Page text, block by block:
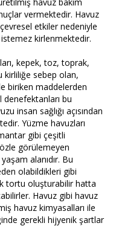
vermektedir. Havuz
etkiler nedeniyle
kirlenmektedir.
kepek, toz, toprak,
sebep olan,
biriken maddelerden
denefektanları bu
insan sağlığı açısından
Yüzme havuzları
gibi çeşitli
görülemeyen
alanıdır. Bu
olabildikleri gibi
tortu oluşturabilir hatta
Havuz gibi havuz
havuz kimyasalları ile
gerekli hijyenik şartlar